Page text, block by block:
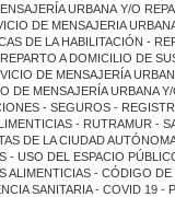
URBANA Y/O
DE MENSAJERIA
DE LA HABILITACIÓN -
A DOMICILIO DE
DE MENSAJERÍA
DE MENSAJERÍA URBANA
- SEGUROS -
- RUTRAMUR -
DE LA CIUDAD
- USO DEL ESPACIO
ALIMENTICIAS - CÓDIGO
SANITARIA - COVID 19 -